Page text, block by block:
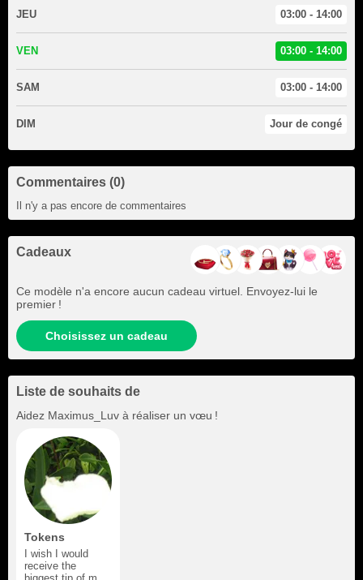
JEU 03:00 - 14:00
VEN 03:00 - 14:00
SAM 03:00 - 14:00
DIM Jour de congé
Commentaires (0)
Il n'y a pas encore de commentaires
Cadeaux
Ce modèle n'a encore aucun cadeau virtuel. Envoyez-lui le
premier !
Choisissez un cadeau
Liste de souhaits de
Aidez Maximus_Luv à réaliser un vœu !
Tokens
I wish I would
receive the